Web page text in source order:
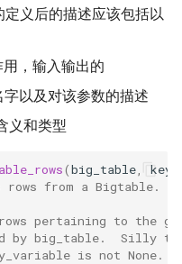
义后的描述应该包括以
，输入输出的
以及对该参数的描述
义和类型
(big_table keys
rows from a Bigtable.
pertaining to the
by big_table.  Silly
is not None.